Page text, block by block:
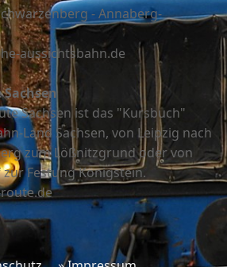
- Annaberg-
aussichtsbahn.de
Sachsen ist das "Kursbuch"
Land Sachsen, von Leipzig nach
zum Lößnitzgrund oder von
Festung Königstein.